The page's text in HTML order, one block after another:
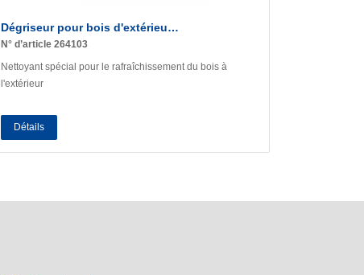
Dégriseur pour bois d'extérieu…
N° d’article 264103
Nettoyant spécial pour le rafraîchissement du bois à
l'extérieur
Détails